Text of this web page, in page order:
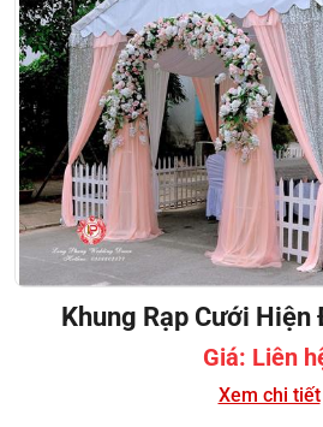
Khung Rạp Cưới Hiện
Giá: Liên
Xem chi tiết